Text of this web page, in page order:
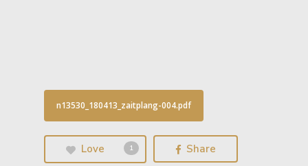
n13530_180413_zaitplang-004.pdf
Love 1 Share